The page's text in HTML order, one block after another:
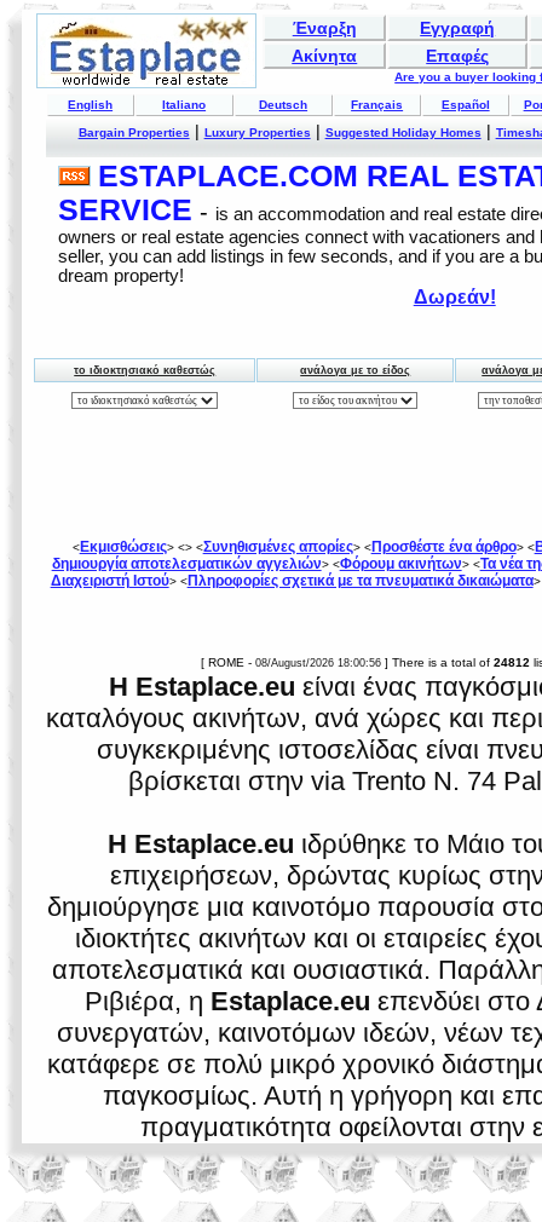
Έναρξη
Εγγραφή
Ακίνητα
Επαφές
Are you a buyer looking
English Italiano Deutsch Français Español
Bargain Properties| Luxury Properties| Suggested Holiday Homes|
ESTAPLACE.COM REAL
SERVICE - is an accommodation and real estate
owners or real estate agencies connect with vacationers
seller, you can add listings in few seconds, and if you are a
dream property!
Δωρεάν!
το ιδιοκτησιακό καθεστώς ανάλογα με το είδος ανάλογα
<Εκμισθώσεις> <> <Συνηθισμένες απορίες> <Προσθέστε ένα άρθρο> <
δημιουργία αποτελεσματικών αγγελιών> <Φόρουμ ακινήτων> <Τα νέα
Διαχειριστή Ιστού> <Πληροφορίες σχετικά με τα πνευματικά δικαιώματα
[ ROME - 08/August/2026 18:00:56 ] There is a total of 24812
Η Estaplace.eu είναι ένας
καταλόγους ακινήτων, ανά χώρες και
συγκεκριμένης ιστοσελίδας είναι
βρίσκεται στην via Trento N. 74
Η Estaplace.eu ιδρύθηκε το Μάιο
επιχειρήσεων, δρώντας κυρίως στην
δημιούργησε μια καινοτόμο παρουσία
ιδιοκτήτες ακινήτων και οι εταιρείες
αποτελεσματικά και ουσιαστικά.
Ριβιέρα, η Estaplace.eu επενδύει
συνεργατών, καινοτόμων ιδεών, νέων
κατάφερε σε πολύ μικρό χρονικό
παγκοσμίως. Αυτή η γρήγορη και
πραγματικότητα οφείλονται